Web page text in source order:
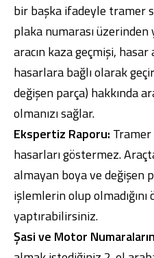
bir başka ifadeyle tramer
plaka numarası üzerinden
aracın kaza geçmişi, hasar
hasarlara bağlı olarak
değişen parça) hakkında
olmanızı sağlar.
Ekspertiz Raporu: Tramer
hasarları göstermez.
almayan boya ve değişen
işlemlerin olup
yaptırabilirsiniz.
Şasi ve Motor